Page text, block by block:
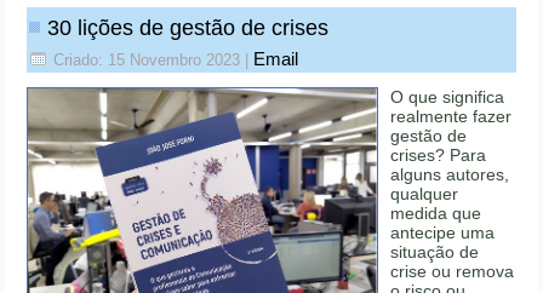
30 lições de gestão de crises
Criado: 15 Novembro 2023 Email
O que significa
realmente fazer
gestão de
crises? Para
alguns autores,
qualquer
medida que
antecipe uma
situação de
crise ou remova